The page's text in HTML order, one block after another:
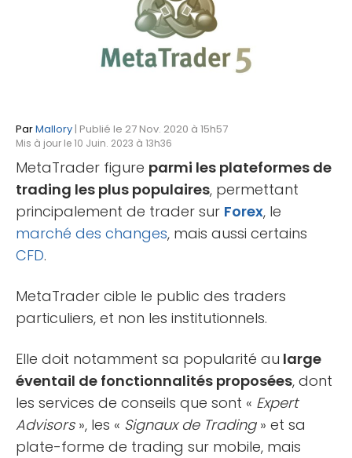
ParMallory | Publié le 27 Nov. 2020 à 15h57
Mis à jour le 10 Juin. 2023 à 13h36
MetaTrader figure parmi les plateformes de
trading les plus populaires, permettant
principalement de trader sur Forex, le
marché des changes, mais aussi certains
CFD.
MetaTrader cible le public des traders
particuliers, et non les institutionnels.
Elle doit notamment sa popularité au large
éventail de fonctionnalités proposées, dont
les services de conseils que sont « Expert
Advisors», les « Signaux de Trading » et sa
plate-forme de trading sur mobile, mais